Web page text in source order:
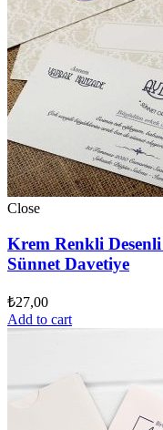
Close
Krem Renkli
Sünnet Davetiye
₺27,00
Add to cart